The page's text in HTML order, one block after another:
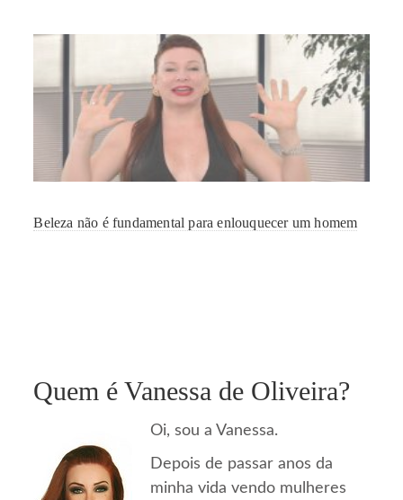
Beleza não é fundamental para enlouquecer um homem
Quem é Vanessa de Oliveira?
Oi, sou a Vanessa.
Depois de passar anos da
minha vida vendo mulheres